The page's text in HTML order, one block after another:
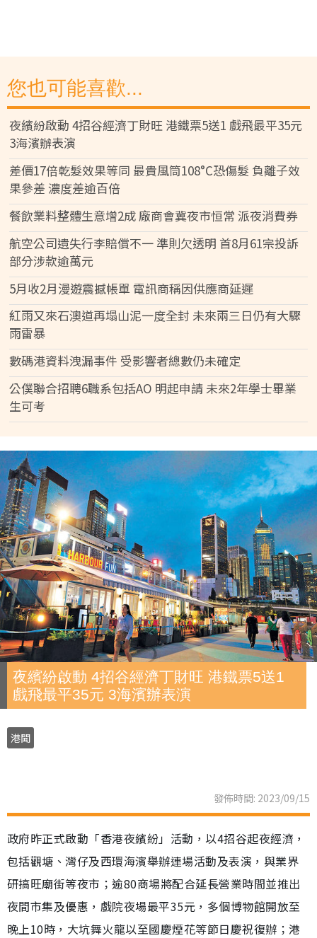
您也可能喜歡...
夜繽紛啟動 4招谷經濟丁財旺 港鐵票5送1 戲飛最平35元
3海濱辦表演
差價17倍乾髮效果等同 最貴風筒108°C恐傷髮 負離子效
果參差 濃度差逾百倍
餐飲業料整體生意增2成 廠商會冀夜市恒常 派夜消費券
航空公司遺失行李賠償不一 準則欠透明 首8月61宗投訴
部分涉款逾萬元
5月收2月漫遊震撼帳單 電訊商稱因供應商延遲
紅雨又來石澳道再塌山泥一度全封 未來兩三日仍有大驟
雨雷暴
數碼港資料洩漏事件 受影響者總數仍未確定
公僕聯合招聘6職系包括AO 明起申請 未來2年學士畢業
生可考
夜繽紛啟動 4招谷經濟丁財旺 港鐵票5送1
戲飛最平35元 3海濱辦表演
港聞
發佈時間: 2023/09/15
政府昨正式啟動「香港夜繽紛」活動，以4招谷起夜經濟，
包括觀塘、灣仔及西環海濱舉辦連場活動及表演，與業界
研搞旺廟街等夜市；逾80商場將配合延長營業時間並推出
夜間市集及優惠，戲院夜場最平35元，多個博物館開放至
晚上10時，大坑舞火龍以至國慶煙花等節日慶祝復辦；港